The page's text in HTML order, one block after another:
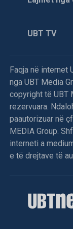
8 gusht 1998
Në Vraniq të
shqiptarë
Dje në orët e
policore serbe
njofton KI i
Njoftohet se
fshatit Mark
UBT TV
Faqja në internet
nga UBT Media
copyright të UBT
rezervuara.
paautorizuar në
MEDIA Group.
interneti a
e të drejtave të